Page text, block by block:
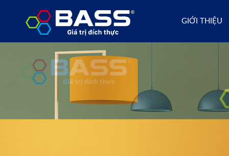
GIỚI THIỆU